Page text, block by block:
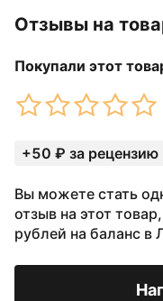
Отзывы на
Покупали этот
+50 ₽ за рецензию
Вы можете стать
отзыв на этот
рублей на баланс в